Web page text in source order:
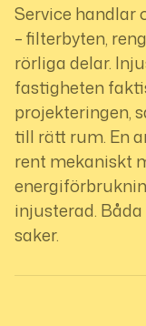
Service handlar
– filterbyten,
rörliga delar.
fastigheten
projekteringen,
till rätt rum. En
rent mekaniskt
injusterad. Båda
saker.